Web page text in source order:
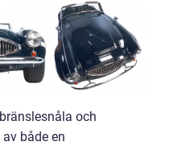
och
både en